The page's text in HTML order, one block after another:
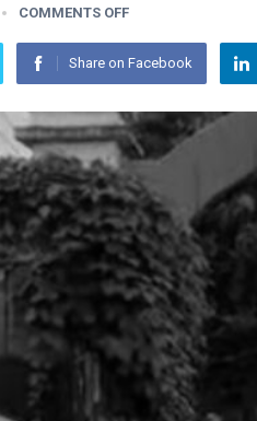
COMMENTS OFF
Share on Facebook